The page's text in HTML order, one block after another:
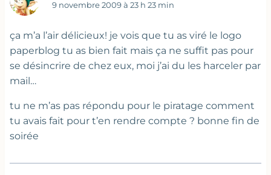
9 novembre 2009 à 23 h 23 min
ça m’a l’air délicieux! je vois que tu as viré le logo
paperblog tu as bien fait mais ça ne suffit pas pour
se désincrire de chez eux, moi j’ai du les harceler par
mail…
tu ne m’as pas répondu pour le piratage comment
tu avais fait pour t’en rendre compte ? bonne fin de
soirée